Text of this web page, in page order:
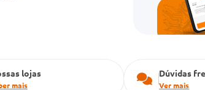
lojas
mais
Dúvidas
Ver mais